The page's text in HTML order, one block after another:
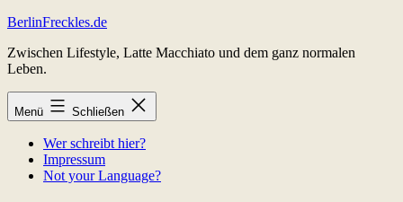
Zum
springen
BerlinFreckles.de
Zwischen Lifestyle, Latte Macchiato und dem ganz normalen
Leben.
Menü Schließen
Wer schreibt hier?
Impressum
Not your Language?